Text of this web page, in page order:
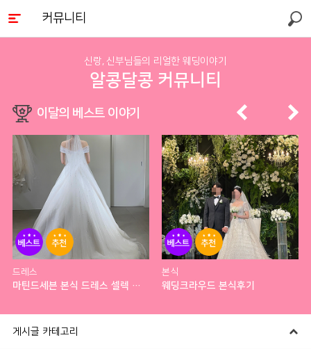
커뮤니티 검색
신랑, 신부님들의 리얼한 웨딩이야기
알콩달콩 커뮤니티
이달의 베스트 이야기
베스
트
추천
드레스
마틴드세븐 본식 드레스 셀렉 후기
베스
트
추천
본식
웨딩크라우드 본식후기
게시글 카테고리